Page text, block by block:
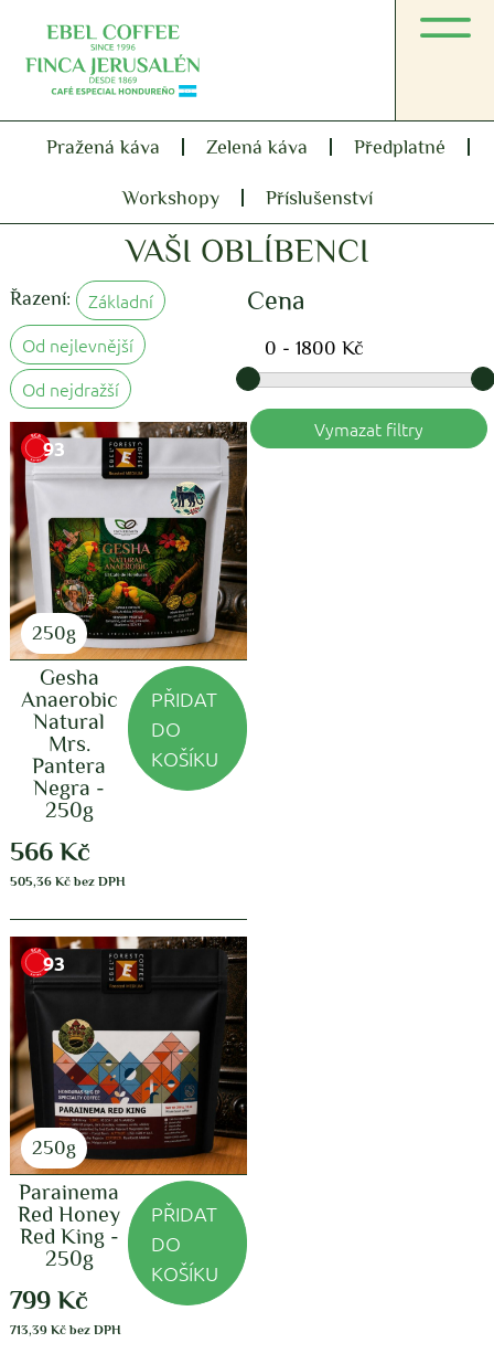
Pražená káva Zelená káva Předplatné
Workshopy Příslušenství
VAŠI OBLÍBENCI
Cena
Vymazat filtry
Řazení:
Základní
Od nejlevnější
Od nejdražší
93
250g
Gesha
Anaerobic
Natural
Mrs.
Pantera
Negra -
250g
566 Kč
505,36 Kčbez DPH
PŘIDAT
DO
KOŠÍKU
93
250g
Parainema
Red Honey
Red King -
250g
799 Kč
713,39 Kčbez DPH
PŘIDAT
DO
KOŠÍKU